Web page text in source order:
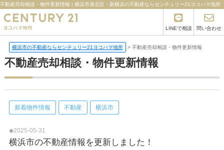
不動産売却相談・物件更新情報 | 横浜市港北区・新横浜の不動産ならセンチュリー21ヨコハマ地所
LINEで相談 問い合わせ
横浜市の不動産ならセンチュリー21ヨコハマ地所 > 不動産売却相談・物件更新情報
不動産売却相談・物件更新情報
新着物件情報 不動産 横浜市
◆2025-05-31
横浜市の不動産情報を更新しました！